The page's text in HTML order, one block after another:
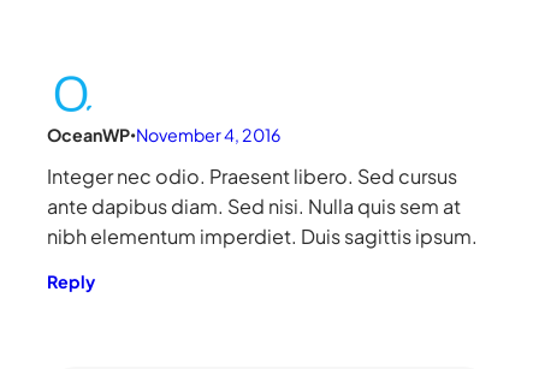
OceanWP•November 4, 2016
Integer nec odio. Praesent libero. Sed cursus
ante dapibus diam. Sed nisi. Nulla quis sem at
nibh elementum imperdiet. Duis sagittis ipsum.
Reply